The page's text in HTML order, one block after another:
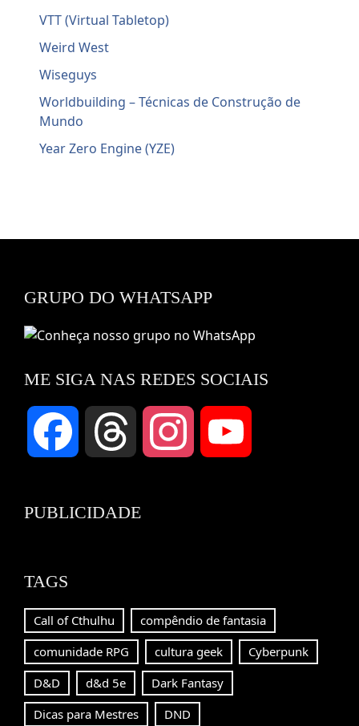
VTT (Virtual Tabletop)
Weird West
Wiseguys
Worldbuilding – Técnicas de Construção de
Mundo
Year Zero Engine (YZE)
GRUPO DO WHATSAPP
ME SIGA NAS REDES SOCIAIS
Facebook Threads Instagram
PUBLICIDADE
TAGS
Call of Cthulhu
compêndio de fantasia
comunidade RPG
cultura geek
Cyberpunk
D&D
d&d 5e
Dark Fantasy
Dicas para Mestres
DND